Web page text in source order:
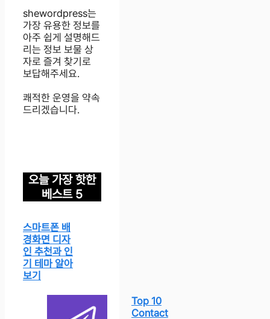
shewordpress는
가장 유용한 정보를
아주 쉽게 설명해드
리는 정보 보물 상
자로 즐겨 찾기로
보답해주세요.
쾌적한 운영을 약속
드리겠습니다.
오늘 가장 핫한
베스트 5
스마트폰 배
경화면 디자
인 추천과 인
기 테마 알아
보기
Top 10
Contact